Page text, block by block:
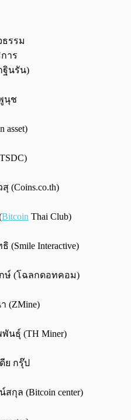
ตันติสัจจธรรม
าร
ล้า (กฐินรัน)
อัศวชมพูนุช
ดี (Coin asset)
รดม (TSDC)
นวสุ (Coins.co.th)
Bitcoin Thai Club)
(Smile Interactive)
รักษ์ (โฉลกดอทคอม)
นวัฒนา (ZMine)
ะไพพันธุ์ (TH Miner)
น มีเดีย กรุ๊ป
สกุล (Bitcoin center)